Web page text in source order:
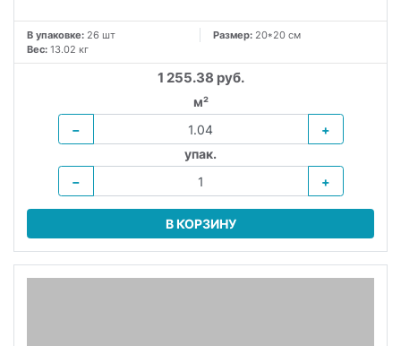
В упаковке: 26 шт Размер: 20*20 см
Вес: 13.02 кг
1 255.38 руб.
м²
−
+
упак.
−
+
В КОРЗИНУ